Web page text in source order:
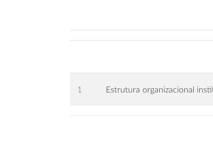
1 Estrutura organizacional